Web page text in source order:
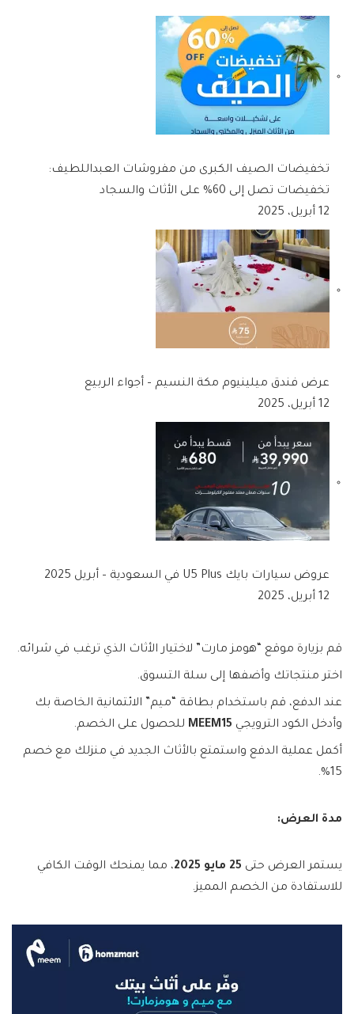
تخفيضات الصيف الكبرى من مفروشات العبداللطيف:
تخفيضات تصل إلى 60% على الأثاث والسجاد
12 أبريل، 2025
عرض فندق ميلينيوم مكة النسيم – أجواء الربيع
12 أبريل، 2025
عروض سيارات بايك U5 Plus في السعودية – أبريل 2025
12 أبريل، 2025
قم بزيارة موقع “هومز مارت” لاختيار الأثاث الذي ترغب في شرائه.
اختر منتجاتك وأضفها إلى سلة التسوق.
عند الدفع، قم باستخدام بطاقة “ميم” الائتمانية الخاصة بك
وأدخل الكود الترويجي MEEM15 للحصول على الخصم.
أكمل عملية الدفع واستمتع بالأثاث الجديد في منزلك مع خصم
15%.
مدة العرض:
يستمر العرض حتى 25 مايو 2025
، مما يمنحك الوقت الكافي
للاستفادة من الخصم المميز.